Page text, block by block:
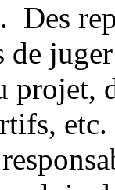
. Des
de
projet,